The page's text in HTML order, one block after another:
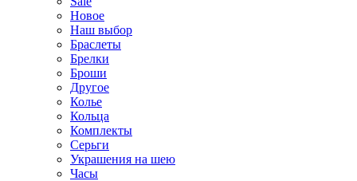
Новое
Наш выбор
Браслеты
Брелки
Броши
Другое
Колье
Кольца
Комплекты
Серьги
Украшения на шею
Часы